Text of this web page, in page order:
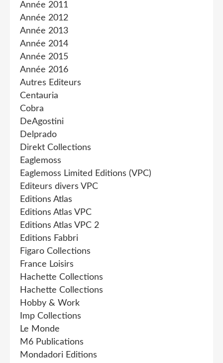
Année 2011
Année 2012
Année 2013
Année 2014
Année 2015
Année 2016
Autres Editeurs
Centauria
Cobra
DeAgostini
Delprado
Direkt Collections
Eaglemoss
Eaglemoss Limited Editions (VPC)
Editeurs divers VPC
Editions Atlas
Editions Atlas VPC
Editions Atlas VPC 2
Editions Fabbri
Figaro Collections
France Loisirs
Hachette Collections
Hachette Collections
Hobby & Work
Imp Collections
Le Monde
M6 Publications
Mondadori Editions